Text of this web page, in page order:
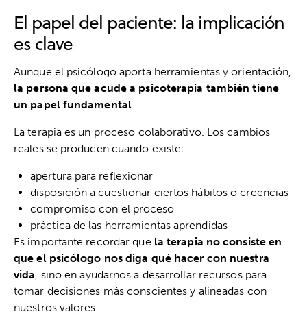
El papel del paciente: la implicación
es clave
Aunque el psicólogo aporta herramientas y orientación,
la persona que acude a psicoterapia también tiene
un papel fundamental
La terapia es un proceso colaborativo. Los cambios
reales se producen cuando existe:
apertura para reflexionar
disposición a cuestionar ciertos hábitos o creencias
compromiso con el proceso
práctica de las herramientas aprendidas
Es importante recordar que la terapia no consiste en
que el psicólogo nos diga qué hacer con nuestra
vida , sino en ayudarnos a desarrollar recursos para
tomar decisiones más conscientes y alineadas con
nuestros valores.